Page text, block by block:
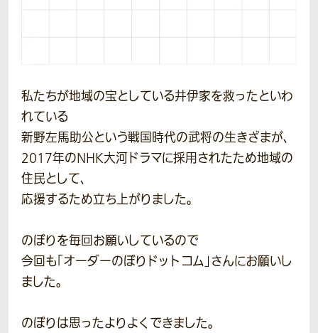
私たちが地域の宝としている井伊家を救ったといわ
れている
新野左馬助公という戦国時代の武将の生きざまが、
2017年のNHK大河ドラマに採用されたため地域の
住民として、
応援するため立ち上がりました。
のぼりを毎回お願いしているので
今回も「オーダーのぼりドットコム」さんにお願いし
ました。
のぼりは思ったよりよくできました。